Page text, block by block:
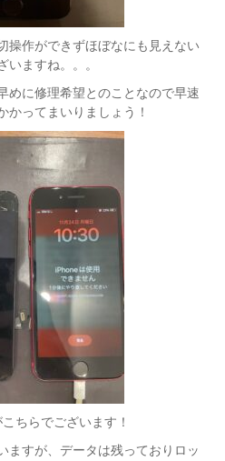
操作ができずほぼなにも見えない
いますね。。。
めに修理希望とのことなので早速
かってまいりましょう！
ちらでございます！
ますが、データは残っておりロッ